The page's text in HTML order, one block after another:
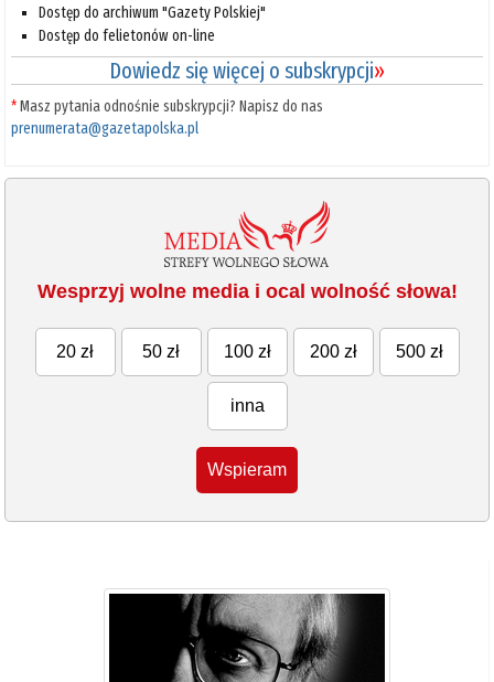
Dostęp do archiwum "Gazety Polskiej"
Dostęp do felietonów on-line
Dowiedz się więcej o subskrypcji»
*Masz pytania odnośnie subskrypcji? Napisz do nas
prenumerata@gazetapolska.pl
Wesprzyj wolne media i ocal wolność słowa!
20 zł 50 zł 100 zł 200 zł 500 zł
inna
Wspieram